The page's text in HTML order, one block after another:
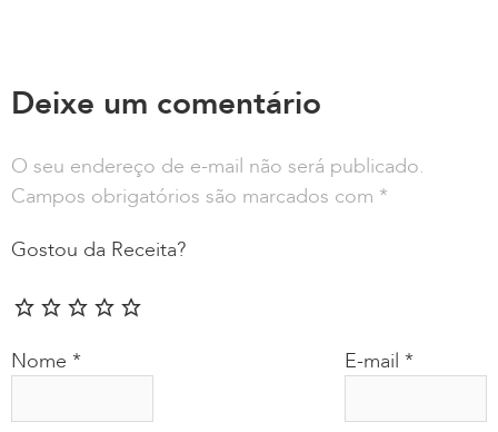
Deixe um comentário
O seu endereço de e-mail não será publicado.
Campos obrigatórios são marcados com *
Gostou da Receita?
Nome * E-mail *